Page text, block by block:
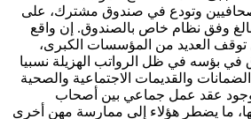
وتودع في صندوق مشترك، على
وفق نظام خاص بالصندوق. إن واقع
توقف العديد من المؤسسات الكبرى،
في بؤسه في ظل الرواتب الهزيلة نسبيا
الضمانات والقديمات الاجتماعية والصحية
وجود عقد عمل جماعي بين أصحاب
ما يضطر هؤلاء إلى ممارسة مهن أخرى